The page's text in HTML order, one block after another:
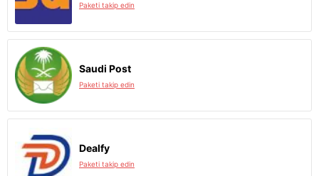
Paketi takip edin
Saudi Post
Paketi takip edin
Dealfy
Paketi takip edin